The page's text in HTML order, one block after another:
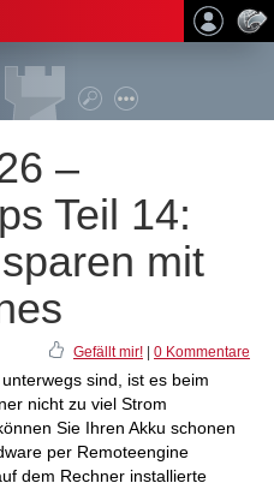
–
Teil 14:
mit
Gefällt mir! 0 Kommentare
sind, ist es beim
nicht zu viel Strom
Sie Ihren Akku schonen
per Remoteengine
dem Rechner installierte